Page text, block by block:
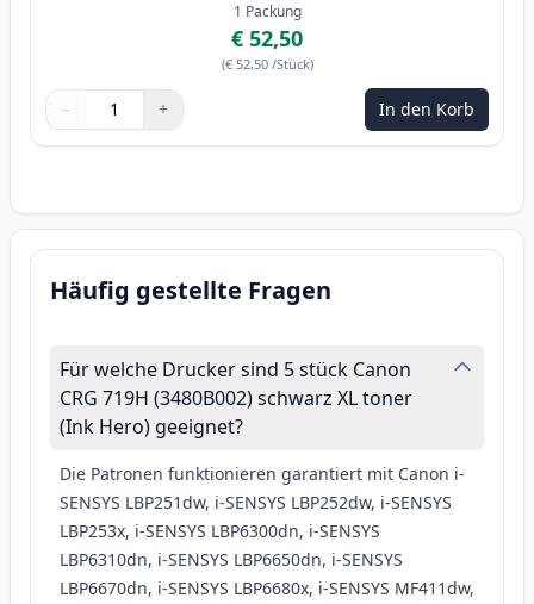
1 Packung
€ 52,50
(€ 52,50 /Stück)
Menge
Verwenden Sie die Tasten, um anzupassen
− +
Menge 1 In den Korb
Häufig gestellte Fragen
Für welche Drucker sind 5 stück Canon
CRG 719H (3480B002) schwarz XL toner
(Ink Hero) geeignet?
Die Patronen funktionieren garantiert mit Canon i-
SENSYS LBP251dw, i-SENSYS LBP252dw, i-SENSYS
LBP253x, i-SENSYS LBP6300dn, i-SENSYS
LBP6310dn, i-SENSYS LBP6650dn, i-SENSYS
LBP6670dn, i-SENSYS LBP6680x, i-SENSYS MF411dw,